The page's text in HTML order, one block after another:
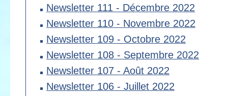
Newsletter 111 - Décembre 2022
Newsletter 110 - Novembre 2022
Newsletter 109 - Octobre 2022
Newsletter 108 - Septembre 2022
Newsletter 107 - Août 2022
Newsletter 106 - Juillet 2022